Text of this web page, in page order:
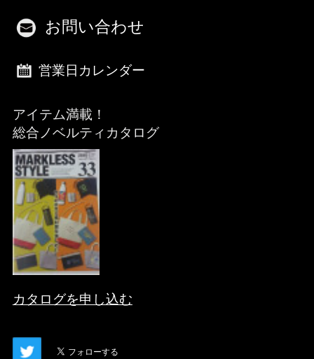
お問い合わせ
営業日カレンダー
アイテム満載！
総合ノベルティカタログ
カタログを申し込む